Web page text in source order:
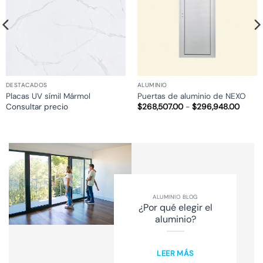
DESTACADOS
Placas UV símil Mármol
Consultar precio
ALUMINIO
Puertas de aluminio de NEXO
$268,507.00 - $296,948.00Rango
ALUMINIO BLOG
¿Por qué elegir el
aluminio?
LEER MÁS